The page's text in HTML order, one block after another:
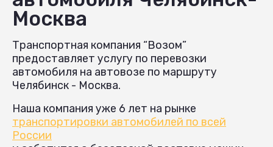
Москва
Транспортная компания “Возом”
предоставляет услугу по перевозки
автомобиля на автовозе по маршруту
Челябинск - Москва.
Наша компания уже 6 лет на рынке
транспортировки автомобилей по всей
России